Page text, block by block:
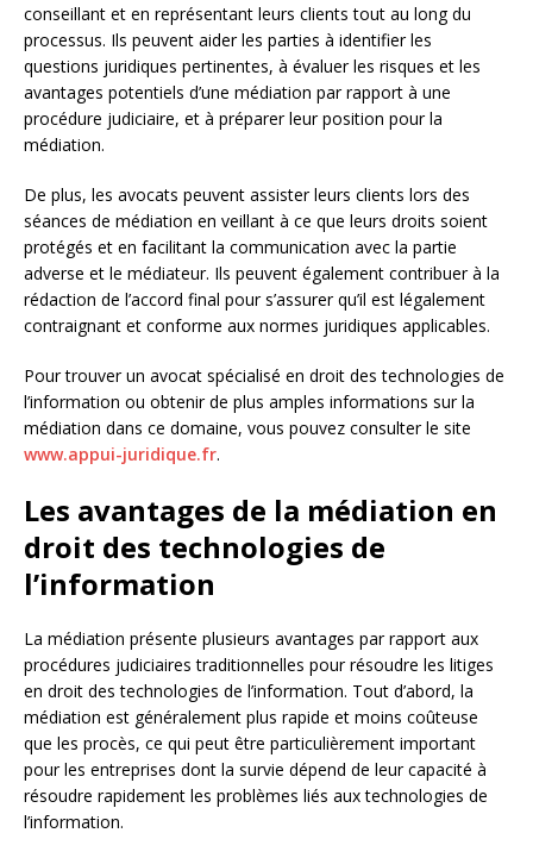
conseillant et en représentant leurs clients tout au long du
processus. Ils peuvent aider les parties à identifier les
questions juridiques pertinentes, à évaluer les risques et les
avantages potentiels d’une médiation par rapport à une
procédure judiciaire, et à préparer leur position pour la
médiation.
De plus, les avocats peuvent assister leurs clients lors des
séances de médiation en veillant à ce que leurs droits soient
protégés et en facilitant la communication avec la partie
adverse et le médiateur. Ils peuvent également contribuer à la
rédaction de l’accord final pour s’assurer qu’il est légalement
contraignant et conforme aux normes juridiques applicables.
Pour trouver un avocat spécialisé en droit des technologies de
l’information ou obtenir de plus amples informations sur la
médiation dans ce domaine, vous pouvez consulter le site
www.appui-juridique.fr.
Les avantages de la médiation en
droit des technologies de
l’information
La médiation présente plusieurs avantages par rapport aux
procédures judiciaires traditionnelles pour résoudre les litiges
en droit des technologies de l’information. Tout d’abord, la
médiation est généralement plus rapide et moins coûteuse
que les procès, ce qui peut être particulièrement important
pour les entreprises dont la survie dépend de leur capacité à
résoudre rapidement les problèmes liés aux technologies de
l’information.